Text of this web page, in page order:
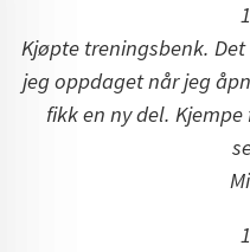
Kjøpte treningsbenk.
jeg oppdaget når jeg
fikk en ny del.